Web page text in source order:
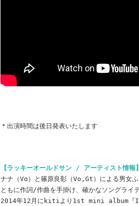
＊出演時間は後日発表いたします
【ラッキーオールドサン / アーティスト情報
ナナ（Vo）と篠原良彰（Vo,Gt）による男女
ともに作詞/作曲を手掛け、確かなソングライ
2014年12月にkitiより1st mini album『